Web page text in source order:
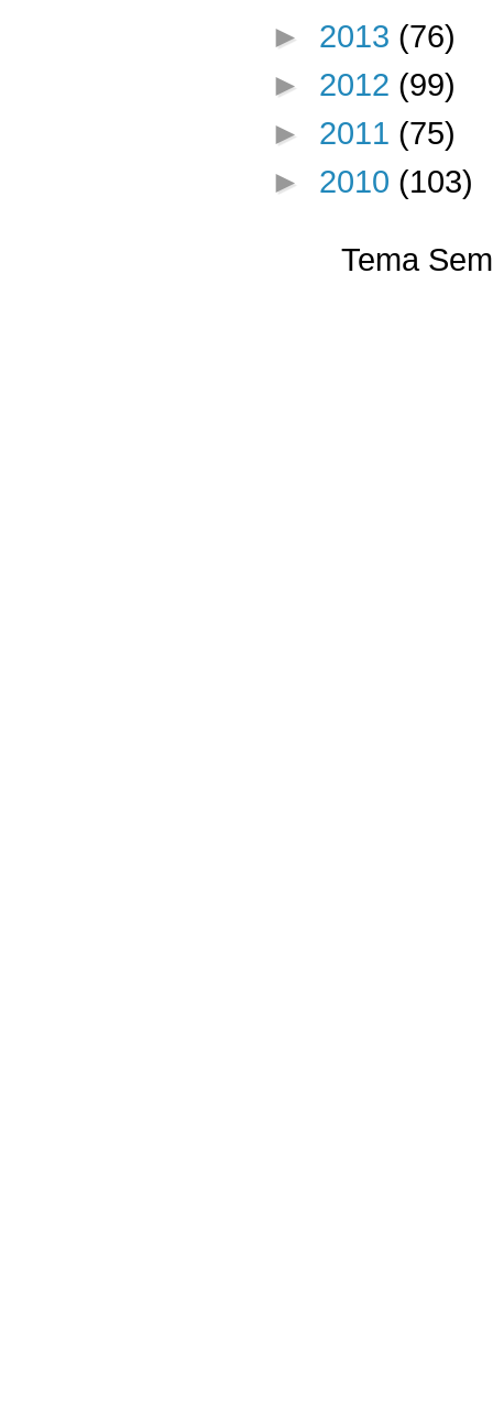
► 2013 (76)
► 2012 (99)
► 2011 (75)
► 2010 (103)
Tema